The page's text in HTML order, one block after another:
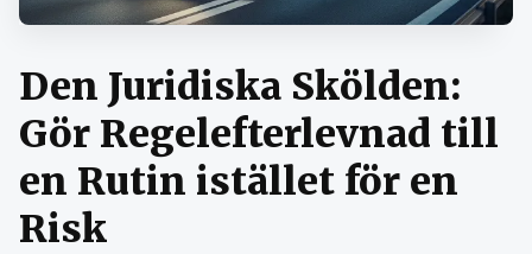
Den Juridiska Skölden:
Gör Regelefterlevnad till
en Rutin istället för en
Risk